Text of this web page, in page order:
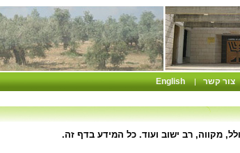
צור קשר |
English
מקווה, רב ישוב ועוד. כל המידע בדף זה.